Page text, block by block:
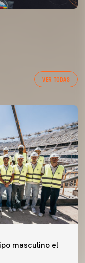
VER TODAS
masculino el